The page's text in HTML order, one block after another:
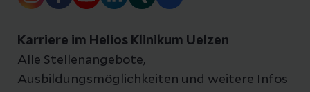
Karriere im Helios Klinikum Uelzen
Alle Stellenangebote,
Ausbildungsmöglichkeiten und weitere Infos